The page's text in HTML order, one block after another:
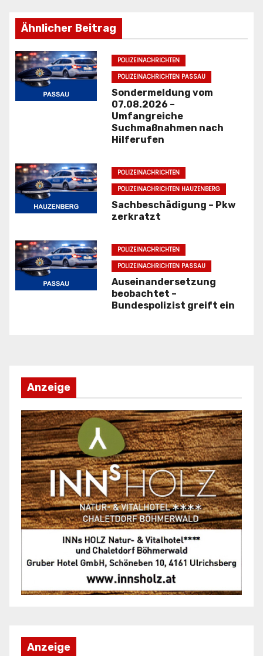
Anzeige
Anzeige
a
g
s
n
i
g
t
i
o
Ähnlicher Beitrag
POLIZEINACHRICHTEN
POLIZEINACHRICHTEN PASSAU
Sondermeldung vom
07.08.2026 –
Umfangreiche
Suchmaßnahmen nach
Hilferufen
POLIZEINACHRICHTEN
POLIZEINACHRICHTEN HAUZENBERG
Sachbeschädigung – Pkw
zerkratzt
POLIZEINACHRICHTEN
POLIZEINACHRICHTEN PASSAU
Auseinandersetzung
beobachtet –
Bundespolizist greift ein